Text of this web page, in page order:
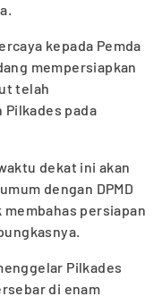
kepada Pemda
mempersiapkan
telah
Pilkades pada
dekat ini akan
dengan DPMD
persiapan
Pilkades
di enam